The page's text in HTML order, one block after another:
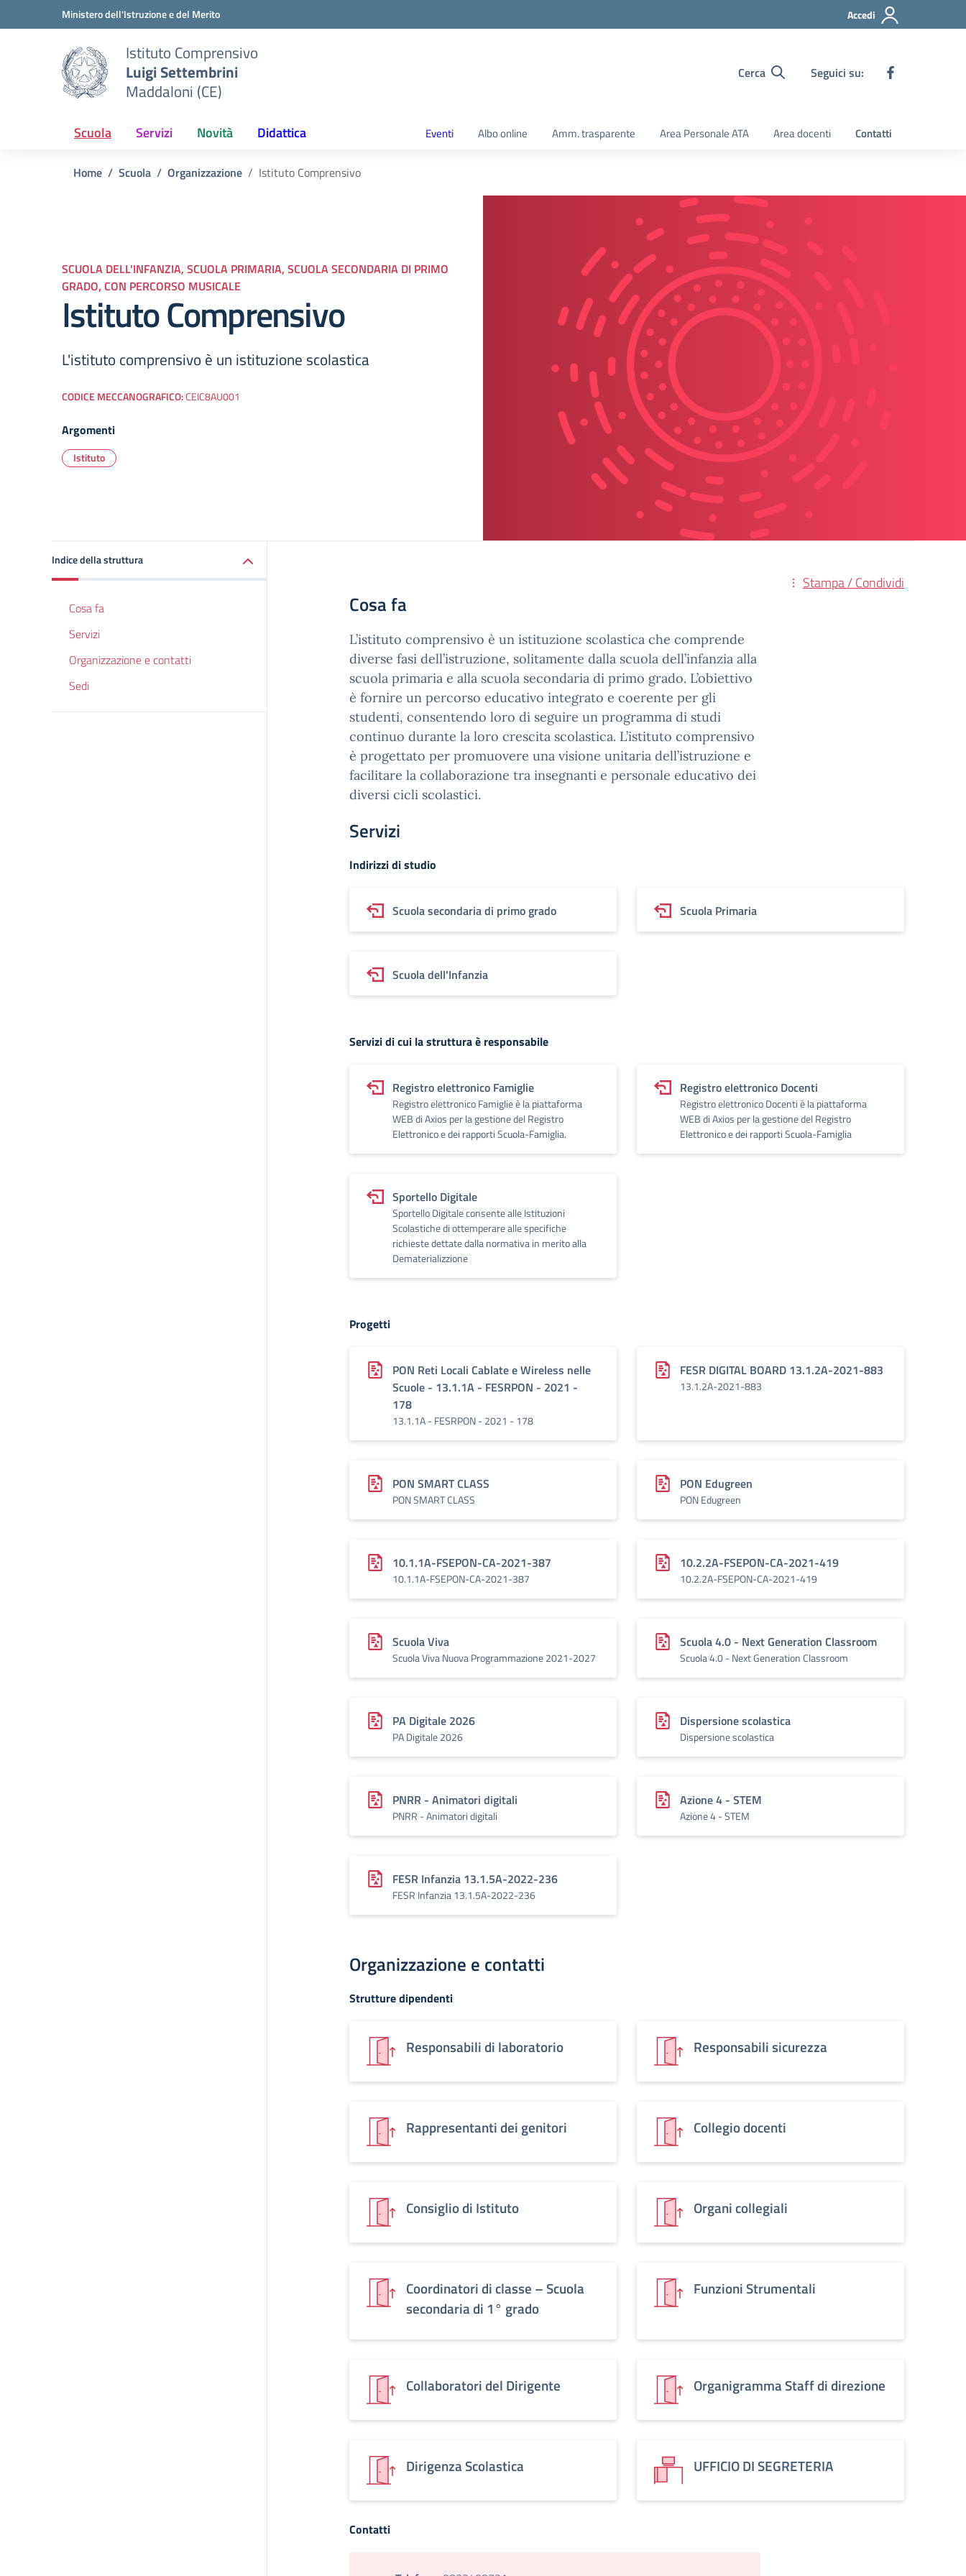
Vai ai contenuti
Vai al menu di navigazioneMinistero dell'Istruzione e del Merito Accedi
Istituto Comprensivo
Luigi Settembrini
Maddaloni (CE)
Cerca Seguici su:
Scuola Servizi Novità Didattica Eventi Albo online Amm. trasparente Area Personale ATA Area docenti Contatti
Home Scuola Organizzazione Istituto Comprensivo
SCUOLA DELL'INFANZIA, SCUOLA PRIMARIA, SCUOLA SECONDARIA DI PRIMO
GRADO, CON PERCORSO MUSICALE
Istituto Comprensivo
L'istituto comprensivo è un istituzione scolastica
CODICE MECCANOGRAFICO:CEIC8AU001
Argomenti
Istituto
Indice della struttura
Cosa fa
Servizi
Organizzazione e contatti
Sedi
Stampa / Condividi
Cosa fa
L’istituto comprensivo è un istituzione scolastica che comprende
diverse fasi dell’istruzione, solitamente dalla scuola dell’infanzia alla
scuola primaria e alla scuola secondaria di primo grado. L’obiettivo
è fornire un percorso educativo integrato e coerente per gli
studenti, consentendo loro di seguire un programma di studi
continuo durante la loro crescita scolastica. L’istituto comprensivo
è progettato per promuovere una visione unitaria dell’istruzione e
facilitare la collaborazione tra insegnanti e personale educativo dei
diversi cicli scolastici.
Servizi
Indirizzi di studio
Scuola secondaria di primo grado Scuola Primaria
Scuola dell'Infanzia
Servizi di cui la struttura è responsabile
Registro elettronico Famiglie
Registro elettronico Famiglie è la piattaforma
WEB di Axios per la gestione del Registro
Elettronico e dei rapporti Scuola-Famiglia.
Registro elettronico Docenti
Registro elettronico Docenti è la piattaforma
WEB di Axios per la gestione del Registro
Elettronico e dei rapporti Scuola-Famiglia
Sportello Digitale
Sportello Digitale consente alle Istituzioni
Scolastiche di ottemperare alle specifiche
richieste dettate dalla normativa in merito alla
Dematerializzione
Progetti
PON Reti Locali Cablate e Wireless nelle
Scuole - 13.1.1A - FESRPON - 2021 -
178
13.1.1A - FESRPON - 2021 - 178
FESR DIGITAL BOARD 13.1.2A-2021-883
13.1.2A-2021-883
PON SMART CLASS
PON SMART CLASS
PON Edugreen
PON Edugreen
10.1.1A-FSEPON-CA-2021-387
10.1.1A-FSEPON-CA-2021-387
10.2.2A-FSEPON-CA-2021-419
10.2.2A-FSEPON-CA-2021-419
Scuola Viva
Scuola Viva Nuova Programmazione 2021-2027
Scuola 4.0 - Next Generation Classroom
Scuola 4.0 - Next Generation Classroom
PA Digitale 2026
PA Digitale 2026
Dispersione scolastica
Dispersione scolastica
PNRR - Animatori digitali
PNRR - Animatori digitali
Azione 4 - STEM
Azione 4 - STEM
FESR Infanzia 13.1.5A-2022-236
FESR Infanzia 13.1.5A-2022-236
Organizzazione e contatti
Strutture dipendenti
Responsabili di laboratorio Responsabili sicurezza
Rappresentanti dei genitori Collegio docenti
Consiglio di Istituto Organi collegiali
Coordinatori di classe – Scuola
secondaria di 1° grado
Funzioni Strumentali
Collaboratori del Dirigente Organigramma Staff di direzione
Dirigenza Scolastica UFFICIO DI SEGRETERIA
Contatti